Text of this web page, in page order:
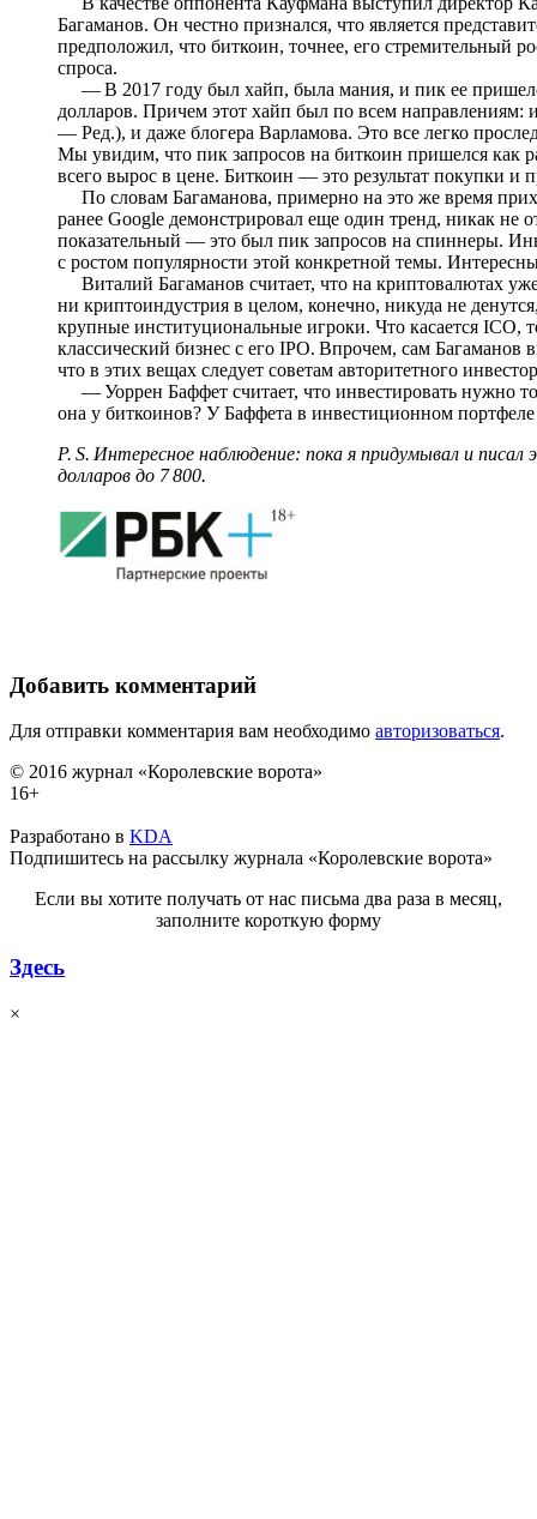
Багаманов. Он честно признался, что является
предположил, что биткоин, точнее, его стремительный
спроса.
— В 2017 году был хайп, была мания, и пик ее
долларов. Причем этот хайп был по всем
— Ред.), и даже блогера Варламова. Это все легко
Мы увидим, что пик запросов на биткоин пришелся как
всего вырос в цене. Биткоин — это результат покупки и
По словам Багаманова, примерно на это же время
ранее Google демонстрировал еще один тренд, никак не
показательный — это был пик запросов на спиннеры.
с ростом популярности этой конкретной темы.
Виталий Багаманов считает, что на криптовалютах
ни криптоиндустрия в целом, конечно, никуда не
крупные институциональные игроки. Что касается ICO,
классический бизнес с его IPO. Впрочем, сам Багаманов
что в этих вещах следует советам авторитетного
— Уоррен Баффет считает, что инвестировать нужно
она у биткоинов? У Баффета в инвестиционном
P. S. Интересное наблюдение: пока я придумывал и
долларов до 7 800.
Добавить комментарий
Для отправки комментария вам необходимо авторизоваться.
© 2016 журнал «Королевские ворота»
16+
Разработано в KDA
Подпишитесь на рассылку журнала «Королевские ворота»
Если вы хотите получать от нас письма два раза в месяц,
заполните короткую форму
Здесь
×